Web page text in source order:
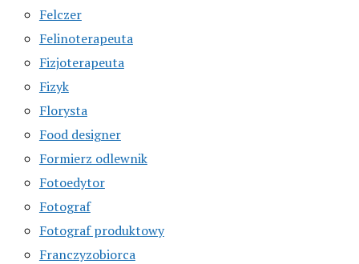
Felczer
Felinoterapeuta
Fizjoterapeuta
Fizyk
Florysta
Food designer
Formierz odlewnik
Fotoedytor
Fotograf
Fotograf produktowy
Franczyzobiorca